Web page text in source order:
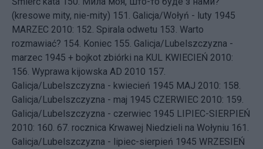
(kresowe mity, nie-mity) 151. Galicja/Wołyń - luty 1945
MARZEC 2010: 152. Spirala odwetu 153. Warto
rozmawiać? 154. Koniec 155. Galicja/Lubelszczyzna -
marzec 1945 + bojkot zbiórki na KUL KWIECIEŃ 2010:
156. Wyprawa kijowska AD 2010 157.
Galicja/Lubelszczyzna - kwiecień 1945 MAJ 2010: 158.
Galicja/Lubelszczyzna - maj 1945 CZERWIEC 2010: 159.
Galicja/Lubelszczyzna - czerwiec 1945 LIPIEC-SIERPIEŃ
2010: 160. 67. rocznica Krwawej Niedzieli na Wołyniu 161.
Galicja/Lubelszczyzna - lipiec-sierpień 1945 WRZESIEŃ